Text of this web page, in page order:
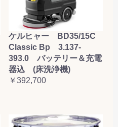
ケルヒャー BD35/15C
Classic Bp 3.137-
393.0 バッテリー＆充電
器込 (床洗浄機)
￥392,700